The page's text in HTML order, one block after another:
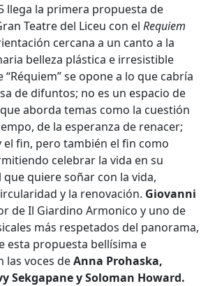
llega la primera propuesta de
Teatre del Liceu con el Requiem
cercana a un canto a la
belleza plástica e irresistible
se opone a lo que cabría
de difuntos; no es un espacio de
aborda temas como la cuestión
de la esperanza de renacer;
el fin, pero también el fin como
celebrar la vida en su
quiere soñar con la vida,
y la renovación. Giovanni
de Il Giardino Armonico y uno de
más respetados del panorama,
esta propuesta bellísima e
las voces deAnna Prohaska,
Sekgapane y Soloman Howard.